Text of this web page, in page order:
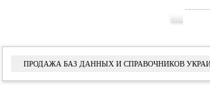
ПРОДАЖА БАЗ ДАННЫХ И СПРАВОЧНИКОВ